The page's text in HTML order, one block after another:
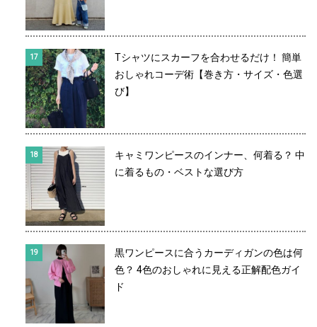
Tシャツにスカーフを合わせるだけ！ 簡単
おしゃれコーデ術【巻き方・サイズ・色選
び】
キャミワンピースのインナー、何着る？ 中
に着るもの・ベストな選び方
黒ワンピースに合うカーディガンの色は何
色？ 4色のおしゃれに見える正解配色ガイ
ド